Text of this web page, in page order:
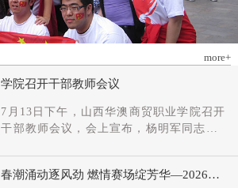
more+
学院召开干部教师会议
7月13日下午，山西华澳商贸职业学院召开
干部教师会议，会上宣布，杨明军同志任
记、督导专员职务。省委教育工委主持日
春潮涌动逐风劲 燃情赛场绽芳华—2026年